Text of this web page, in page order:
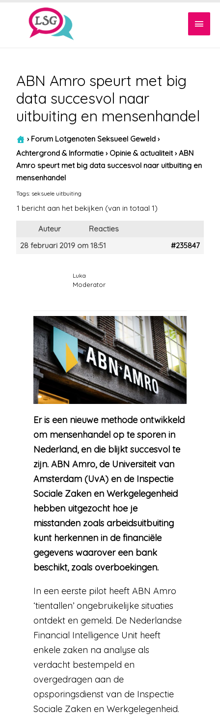
ABN Amro speurt met big
data succesvol naar
uitbuiting en mensenhandel
› Forum Lotgenoten Seksueel Geweld ›
Achtergrond & Informatie › Opinie & actualiteit › ABN
Amro speurt met big data succesvol naar uitbuiting en
mensenhandel
Tags: seksuele uitbuiting
1 bericht aan het bekijken (van in totaal 1)
Auteur
Reacties
28 februari 2019 om 18:51
#235847
Luka
Moderator
Er is een nieuwe methode ontwikkeld
om mensenhandel op te sporen in
Nederland, en die blijkt succesvol te
zijn. ABN Amro, de Universiteit van
Amsterdam (UvA) en de Inspectie
Sociale Zaken en Werkgelegenheid
hebben uitgezocht hoe je
misstanden zoals arbeidsuitbuiting
kunt herkennen in de financiële
gegevens waarover een bank
beschikt, zoals overboekingen.
In een eerste pilot heeft ABN Amro
‘tientallen’ ongebruikelijke situaties
ontdekt en gemeld. De Nederlandse
Financial Intelligence Unit heeft
enkele zaken na analyse als
verdacht bestempeld en
overgedragen aan de
opsporingsdienst van de Inspectie
Sociale Zaken en Werkgelegenheid.